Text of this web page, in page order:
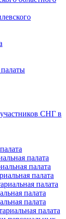
участников СНГ в
палата
палата
палата
палата
палата
палата
палата